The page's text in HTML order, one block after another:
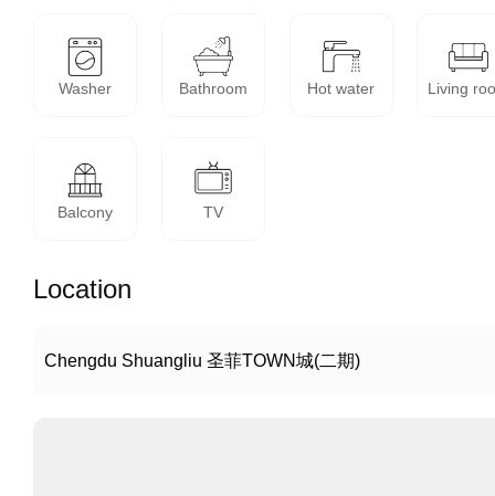
Washer Bathroom Hot water Living
Balcony TV
Location
Chengdu Shuangliu 圣菲TOWN城(二期)